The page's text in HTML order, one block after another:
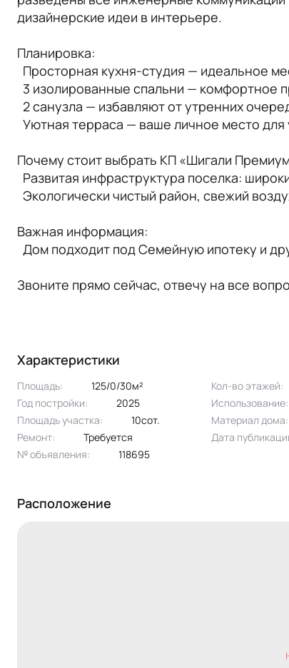
дизайнерские идеи в интерьере.
Планировка:
Просторная кухня-студия — идеальное
3 изолированные спальни — комфортное
2 санузла — избавляют от утренних
Уютная терраса — ваше личное место
Почему стоит выбрать КП «Шигали
Развитая инфраструктура поселка:
Экологически чистый район, свежий
Важная информация:
Дом подходит под Семейную ипотеку и
Звоните прямо сейчас, отвечу на все
Характеристики
Площадь: 125/0/30м² Кол-во этажей:
Год постройки:
2025 Использование:
Площадь участка:
10сот. Материал дома:
Ремонт:
Требуется Дата
№ объявления:
118695
Расположение